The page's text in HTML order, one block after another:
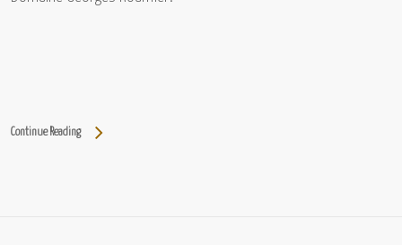
Continue Reading